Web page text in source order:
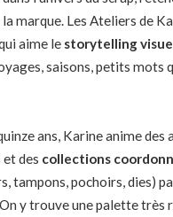
marque. Les Ateliers de
aime le storytelling
saisons, petits mots
ans, Karine anime des
des collections
tampons, pochoirs, dies)
y trouve une palette très